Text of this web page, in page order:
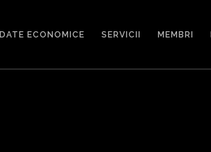
DATE ECONOMICE SERVICII MEMBRI